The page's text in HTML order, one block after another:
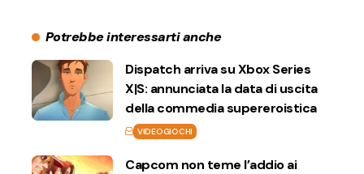
Potrebbe interessarti anche
Dispatch arriva su Xbox Series
X|S: annunciata la data di uscita
della commedia supereroistica
VIDEOGIOCHI
Capcom non teme l’addio ai